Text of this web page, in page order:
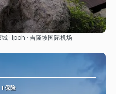
到
城 · Ipoh · 吉隆坡国际机场
1 保险